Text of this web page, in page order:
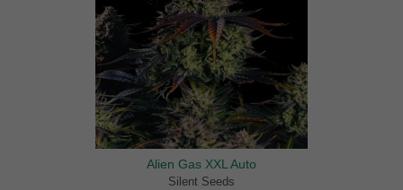
Alien Gas XXL Auto
Silent Seeds